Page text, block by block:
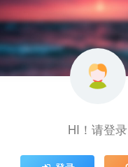
HI！请登录